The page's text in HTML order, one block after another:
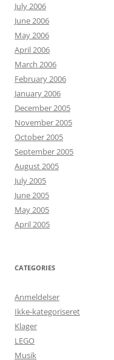
July 2006
June 2006
May 2006
April 2006
March 2006
February 2006
January 2006
December 2005
November 2005
October 2005
September 2005
August 2005
July 2005
June 2005
May 2005
April 2005
CATEGORIES
Anmeldelser
Ikke-kategoriseret
Klager
LEGO
Musik